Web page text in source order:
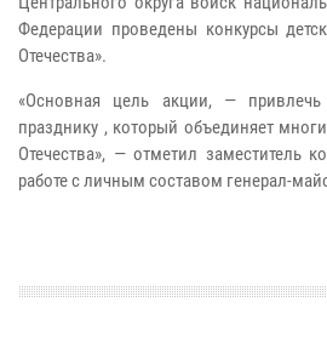
Федерации проведены конкурсы
Отечества».
«Основная цель акции, —
празднику , который объединяет
Отечества», — отметил заместитель
работе с личным составом генерал-